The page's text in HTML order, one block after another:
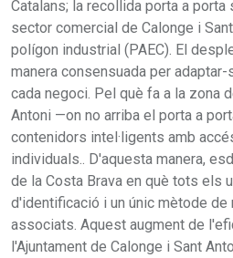
Catalans; la recollida porta a porta
sector comercial de Calonge i
polígon industrial (PAEC). El
manera consensuada per
cada negoci. Pel què fa a la zona
Antoni —on no arriba el porta a
contenidors intel·ligents amb
individuals.. D'aquesta manera,
de la Costa Brava en què tots els
d'identificació i un únic mètode
associats. Aquest augment de
l'Ajuntament de Calonge i Sant